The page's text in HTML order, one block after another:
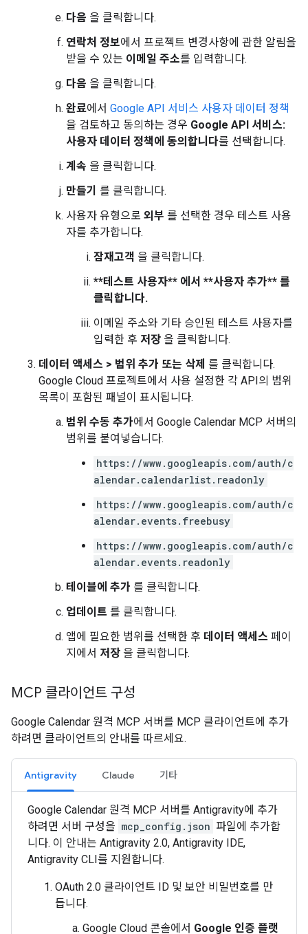
다음 을 클릭합니다.
연락처 정보에서 프로젝트 변경사항에 관한 알림을
받을 수 있는 이메일 주소를 입력합니다.
다음 을 클릭합니다.
완료에서 Google API 서비스 사용자 데이터 정책
을 검토하고 동의하는 경우 Google API 서비스:
사용자 데이터 정책에 동의합니다를 선택합니다.
계속 을 클릭합니다.
만들기 를 클릭합니다.
사용자 유형으로 외부 를 선택한 경우 테스트 사용
자를 추가합니다.
잠재고객 을 클릭합니다.
**테스트 사용자** 에서 **사용자 추가** 를
클릭합니다.
이메일 주소와 기타 승인된 테스트 사용자를
입력한 후 저장 을 클릭합니다.
데이터 액세스 > 범위 추가 또는 삭제 를 클릭합니다.
Google Cloud 프로젝트에서 사용 설정한 각 API의 범위
목록이 포함된 패널이 표시됩니다.
범위 수동 추가에서 Google Calendar MCP 서버의
범위를 붙여넣습니다.
https://www.googleapis.com/auth/c
alendar.calendarlist.readonly
https://www.googleapis.com/auth/c
alendar.events.freebusy
https://www.googleapis.com/auth/c
alendar.events.readonly
테이블에 추가 를 클릭합니다.
업데이트 를 클릭합니다.
앱에 필요한 범위를 선택한 후 데이터 액세스 페이
지에서 저장 을 클릭합니다.
MCP 클라이언트 구성
Google Calendar 원격 MCP 서버를 MCP 클라이언트에 추가
하려면 클라이언트의 안내를 따르세요.
Antigravity Claude 기타
Google Calendar 원격 MCP 서버를 Antigravity에 추가
하려면 서버 구성을 mcp_config.json 파일에 추가합
니다. 이 안내는 Antigravity 2.0, Antigravity IDE,
Antigravity CLI를 지원합니다.
OAuth 2.0 클라이언트 ID 및 보안 비밀번호를 만
듭니다.
Google Cloud 콘솔에서 Google 인증 플랫